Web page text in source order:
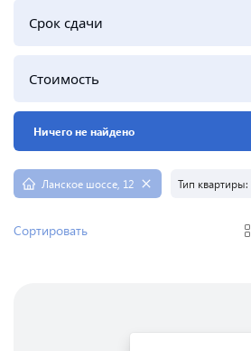
Срок сдачи
Стоимость
Ничего не найдено
Ланское шоссе, 12 Тип квартиры:
Сортировать